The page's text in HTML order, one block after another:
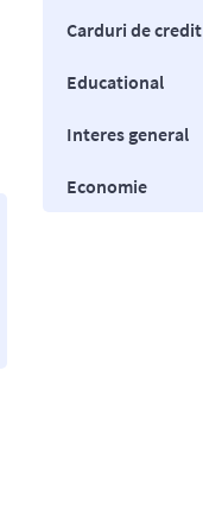
Carduri de credit
Educational
Interes general
Economie